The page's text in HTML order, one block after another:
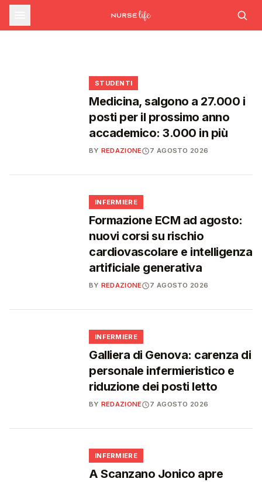
sfide che decideranno il futuro del
Ssn
Decreto PA e sanità: nuovo commissario per
le scorte Covid, liste d'attesa al Siveas e
INFERMIERE
Decreto PA: nuove regole per scorte Covid,
STUDENTI
Medicina, salgono a 27.000 i
posti per il prossimo anno
accademico: 3.000 in più
BY REDAZIONE 7 AGOSTO 2026
INFERMIERE
Formazione ECM ad agosto:
nuovi corsi su rischio
cardiovascolare e intelligenza
artificiale generativa
BY REDAZIONE 7 AGOSTO 2026
INFERMIERE
Galliera di Genova: carenza di
personale infermieristico e
riduzione dei posti letto
BY REDAZIONE 7 AGOSTO 2026
INFERMIERE
A Scanzano Jonico apre